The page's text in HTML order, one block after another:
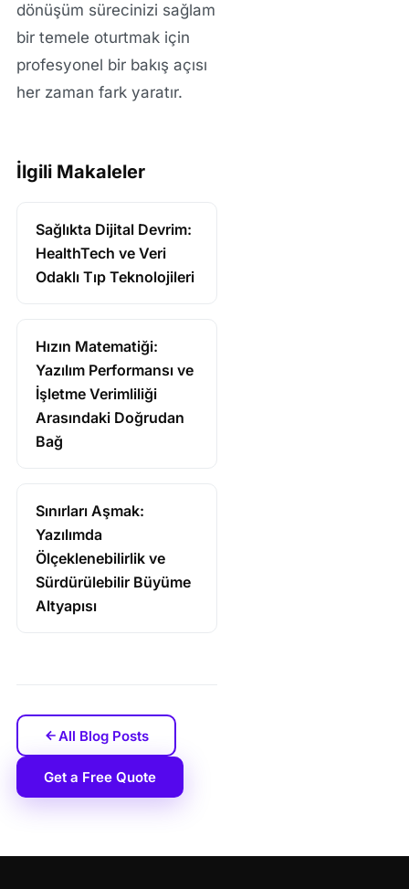
dönüşüm sürecinizi sağlam
bir temele oturtmak için
profesyonel bir bakış açısı
her zaman fark yaratır.
İlgili Makaleler
Sağlıkta Dijital Devrim:
HealthTech ve Veri
Odaklı Tıp Teknolojileri
Hızın Matematiği:
Yazılım Performansı ve
İşletme Verimliliği
Arasındaki Doğrudan
Bağ
Sınırları Aşmak:
Yazılımda
Ölçeklenebilirlik ve
Sürdürülebilir Büyüme
Altyapısı
All Blog Posts
Get a Free Quote